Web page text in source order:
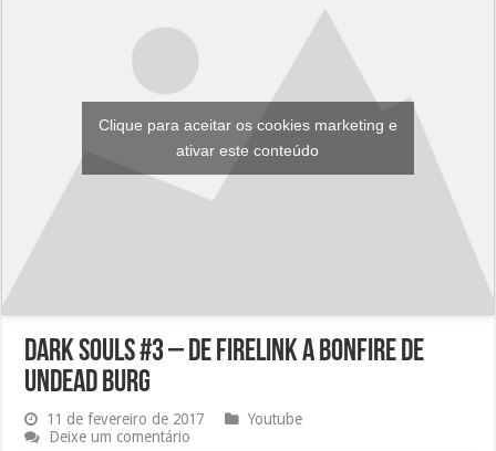
Clique para aceitar os cookies marketing e
ativar este conteúdo
Dark Souls #3 – de Firelink a bonfire de
Undead Burg
11 de fevereiro de 2017
Youtube
Deixe um comentário